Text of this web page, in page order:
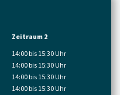
Zeitraum 2
14:00 bis 15:30 Uhr
14:00 bis 15:30 Uhr
14:00 bis 15:30 Uhr
14:00 bis 15:30 Uhr